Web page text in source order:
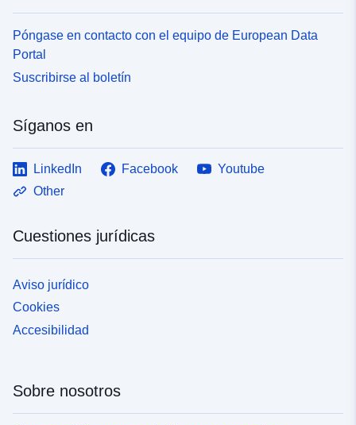
Póngase en contacto con el equipo de European Data
Portal
Suscribirse al boletín
Síganos en
LinkedIn Facebook
Youtube
Other
Cuestiones jurídicas
Aviso jurídico
Cookies
Accesibilidad
Sobre nosotros